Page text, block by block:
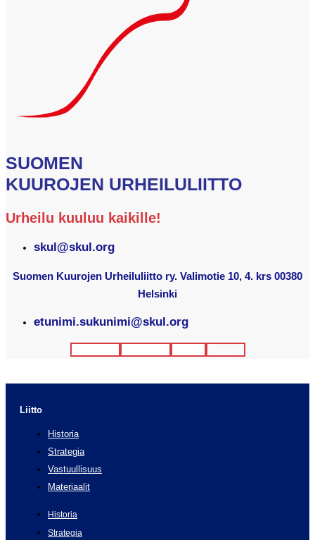
SUOMEN
KUUROJEN URHEILULIITTO
Urheilu kuuluu kaikille!
skul@skul.org
Suomen Kuurojen Urheiluliitto ry. Valimotie 10, 4. krs 00380
Helsinki
etunimi.sukunimi@skul.org
Liitto
Historia
Strategia
Vastuullisuus
Materiaalit
Historia
Strategia